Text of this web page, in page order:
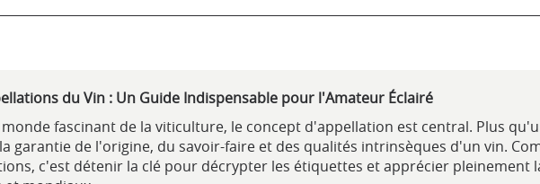
du Vin : Un Guide Indispensable pour l'Amateur Éclairé
fascinant de la viticulture, le concept d'appellation est central. Plus
garantie de l'origine, du savoir-faire et des qualités intrinsèques d'un vin.
c'est détenir la clé pour décrypter les étiquettes et apprécier pleinement